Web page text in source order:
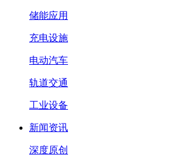
储能应用
充电设施
电动汽车
轨道交通
工业设备
新闻资讯
深度原创